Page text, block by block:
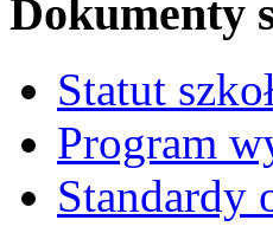
Dokumenty
Statut
Program
Standardy